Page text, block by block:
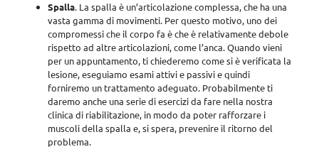
Spalla. La spalla è un’articolazione complessa, che ha una
vasta gamma di movimenti. Per questo motivo, uno dei
compromessi che il corpo fa è che è relativamente debole
rispetto ad altre articolazioni, come l’anca. Quando vieni
per un appuntamento, ti chiederemo come si è verificata la
lesione, eseguiamo esami attivi e passivi e quindi
forniremo un trattamento adeguato. Probabilmente ti
daremo anche una serie di esercizi da fare nella nostra
clinica di riabilitazione, in modo da poter rafforzare i
muscoli della spalla e, si spera, prevenire il ritorno del
problema.